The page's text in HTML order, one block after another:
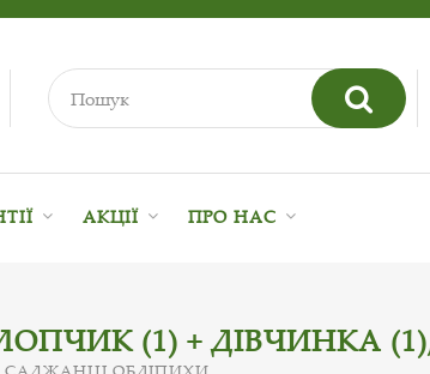
АКЦІЇ ПРО НАС
(1) + ДІВЧИНКА